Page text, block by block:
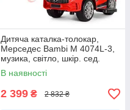
Дитяча каталка-толокар,
Мерседес Bambi M 4074L-3,
музика, світло, шкір. сед.
Червоний
В наявності
2 399 ₴ 2 832 ₴